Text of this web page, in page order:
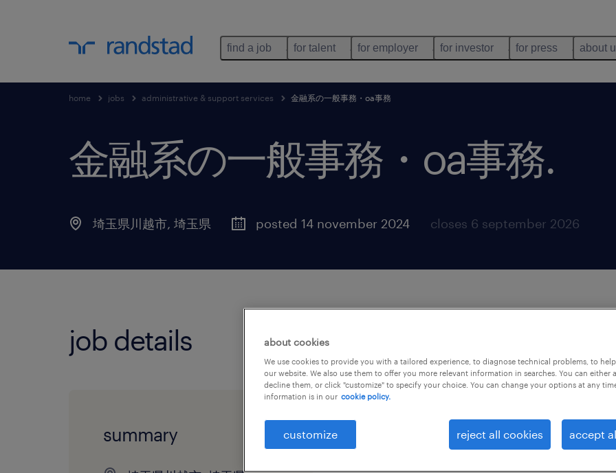
find a job for talent for employer for investor for press about
home jobs administrative & support services 金融系の一般事務・oa事務
金融系の一般事務・oa事務.
埼玉県川越市, 埼玉県 posted 14 november 2024 closes 6 september 2026
job details
summary
一般事務・OA事務
about cookies
We use cookies to provide you with a tailored experience, to diagnose technical problems, to
our website. We also use them to offer you more relevant information in searches. You can either
decline them, or click "customize" to specify your choice. You can change your options at any
information is in our cookie policy.
customize reject all cookies accept